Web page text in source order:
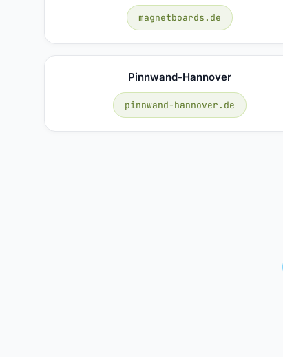
magnetboards.de
Pinnwand-Hannover
pinnwand-hannover.de